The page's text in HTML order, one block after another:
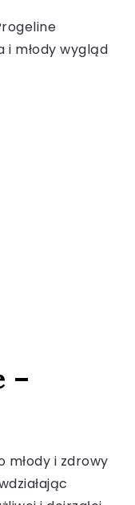
i młody wygląd
–
i zdrowy